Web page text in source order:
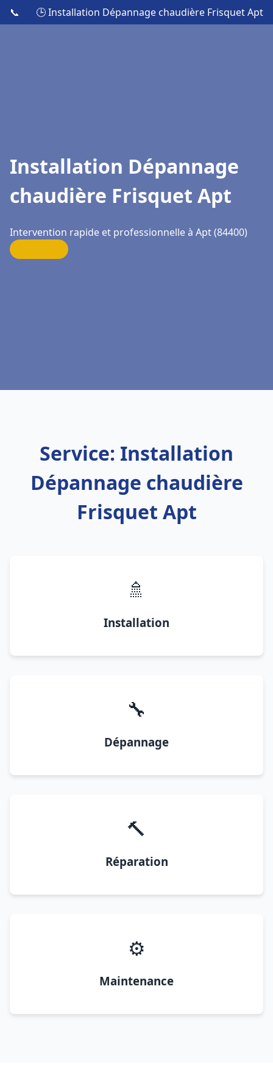
📞 🕒 Installation Dépannage chaudière Frisquet Apt
Installation Dépannage
chaudière Frisquet Apt
Intervention rapide et professionnelle à Apt (84400)
Service: Installation
Dépannage chaudière
Frisquet Apt
🚿
Installation
🔧
Dépannage
🔨
Réparation
⚙️
Maintenance